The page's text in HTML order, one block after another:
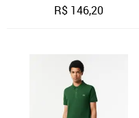
R$ 146,20